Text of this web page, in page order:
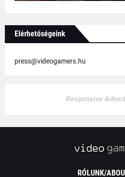
Elérhetőségeink
press@videogamers.hu
Responsive
RÓLUNK/